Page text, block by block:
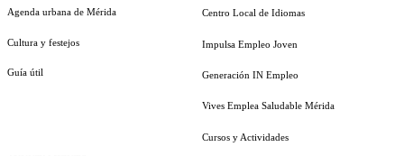
Agenda urbana de Mérida
Cultura y festejos
Guía útil
Centro Local de Idiomas
Impulsa Empleo Joven
Generación IN Empleo
Vives Emplea Saludable Mérida
Cursos y Actividades